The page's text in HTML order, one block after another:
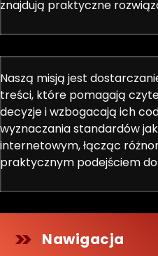
znajdują praktyczne
Naszą misją jest
treści, które pomagają
decyzje i wzbogacają ich
wyznaczania standardów
internetowym, łącząc
praktycznym podejściem
Nawigacja